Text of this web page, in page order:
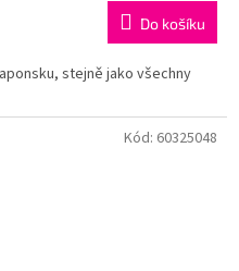
Do košíku
stejně jako všechny
Kód: 60325048